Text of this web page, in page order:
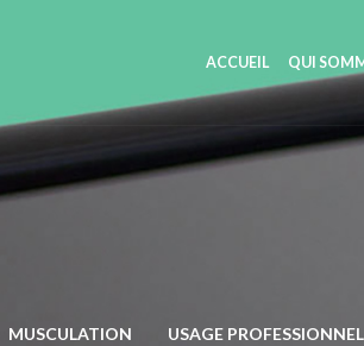
ACCUEIL QUI
MUSCULATION
USAGE PROFESSIONNEL